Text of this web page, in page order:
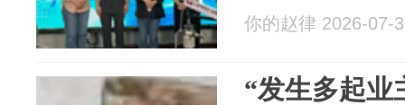
你的赵律 2026-07-
“发生多起业